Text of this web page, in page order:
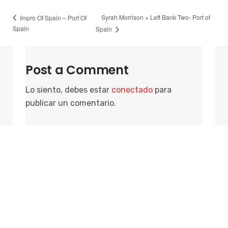
Impro Of Spain – Port Of
Spain
Syrah Morrison + Left Bank Two- Port of
Spain
Post a Comment
Lo siento, debes estar conectado para
publicar un comentario.